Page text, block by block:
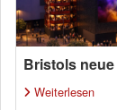
Bristols
Weiterlesen